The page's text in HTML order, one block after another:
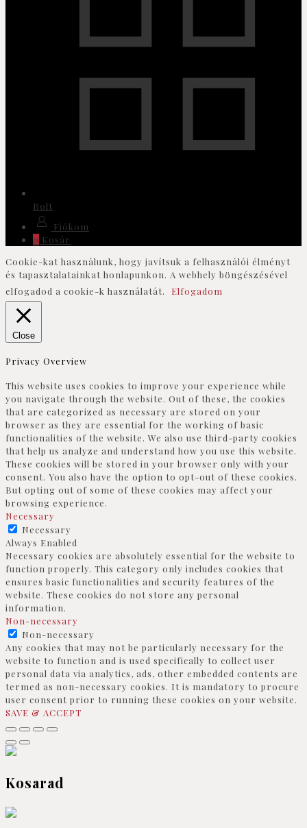
Bolt
Fiókom
0 Kosár
Cookie-kat használunk, hogy javítsuk a felhasználói élményt
és tapasztalatainkat honlapunkon. A webhely böngészésével
elfogadod a cookie-k használatát.
Elfogadom
Close
Privacy Overview
This website uses cookies to improve your experience while
you navigate through the website. Out of these, the cookies
that are categorized as necessary are stored on your
browser as they are essential for the working of basic
functionalities of the website. We also use third-party cookies
that help us analyze and understand how you use this website.
These cookies will be stored in your browser only with your
consent. You also have the option to opt-out of these cookies.
But opting out of some of these cookies may affect your
browsing experience.
Necessary
Necessary
Always Enabled
Necessary cookies are absolutely essential for the website to
function properly. This category only includes cookies that
ensures basic functionalities and security features of the
website. These cookies do not store any personal
information.
Non-necessary
Non-necessary
Any cookies that may not be particularly necessary for the
website to function and is used specifically to collect user
personal data via analytics, ads, other embedded contents are
termed as non-necessary cookies. It is mandatory to procure
user consent prior to running these cookies on your website.
SAVE & ACCEPT
Kosarad